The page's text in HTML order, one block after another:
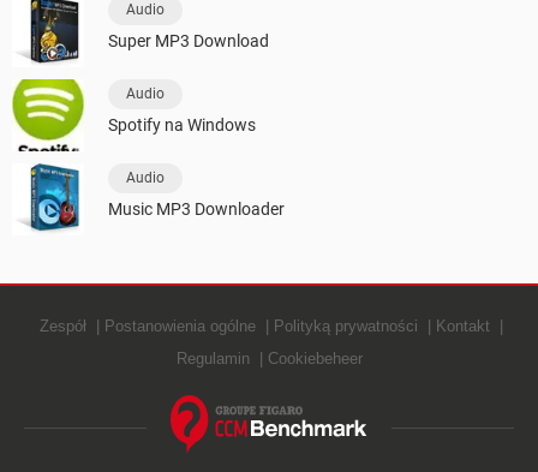
Audio
Super MP3 Download
Audio
Spotify na Windows
Audio
Music MP3 Downloader
Zespół Postanowienia ogólne Polityką prywatności
Kontakt
Regulamin
Cookiebeheer